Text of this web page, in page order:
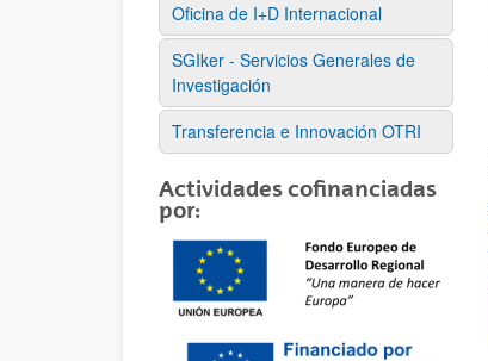
Oficina de I+D Internacional
SGIker - Servicios Generales de
Investigación
Transferencia e Innovación OTRI
Actividades cofinanciadas
por: